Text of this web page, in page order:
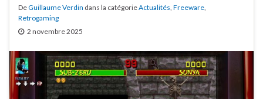
DeGuillaume Verdin dans la catégorieActualités Freeware
Retrogaming
2 novembre 2025